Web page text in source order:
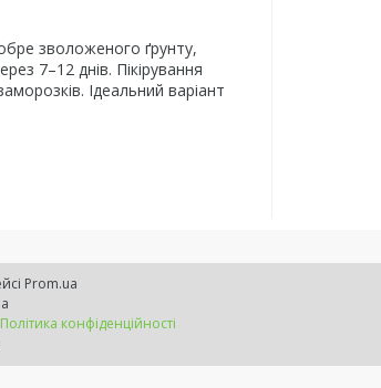
зволоженого ґрунту,
7–12 днів. Пікірування
Ідеальний варіант
Prom.ua
Політика конфіденційності